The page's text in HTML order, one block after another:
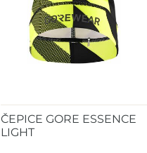
ČEPICE GORE ESSENCE
LIGHT